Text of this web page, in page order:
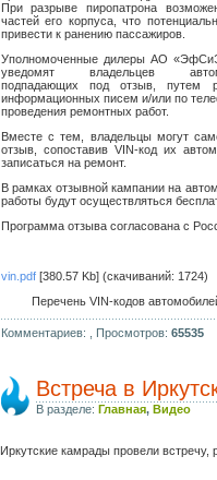
При разрыве пиропатрона
частей его корпуса, что
привести к ранению пассажиров.
Уполномоченные дилеры АО
уведомят владельцев
подпадающих под отзыв, путем
информационных писем и/или по
проведения ремонтных работ.
Вместе с тем, владельцы могут
отзыв, сопоставив VIN-код их
записаться на ремонт.
В рамках отзывной кампании на
работы будут осуществляться
Программа отзыва согласована с
vin.pdf[380.57 Kb] (cкачиваний: 1724)
Перечень VIN-кодов
Комментариев: , Просмотров: 65535
Встреча в
В разделе: Главная, Видео
Иркутские камрады провели